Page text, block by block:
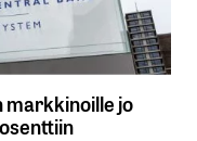
markkinoille jo